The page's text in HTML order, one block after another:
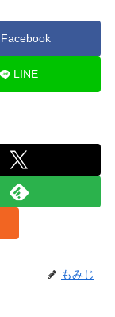
Facebook
LINE
もみじ